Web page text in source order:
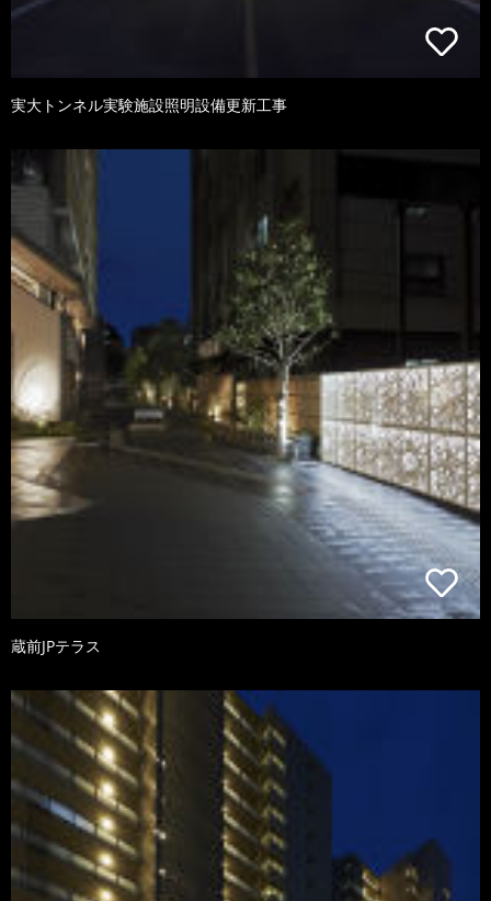
実大トンネル実験施設照明設備更新工事
蔵前JPテラス